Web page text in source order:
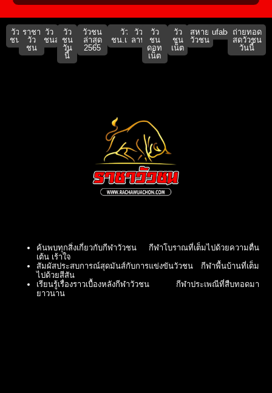
วัว
ชน
ราชา
วัว
ชน
วัว
ชนสด
วัว
ชน
วัน
นี้
วัวชน
ล่าสุด
2565
วัว
ชน.เน็ต
วัว
ลาน
วัว
ชน
ดอท
เน็ต
วัว
ชน
เน็ต
สหาย
วัวชน
ufabet911ถ่ายทอด
สดวัวชน
วันนี้
ค้นพบทุกสิ่งเกี่ยวกับกีฬาวัวชน กีฬาโบราณที่เต็มไปด้วยความตื่น
เต้น เร้าใจ
สัมผัสประสบการณ์สุดมันส์กับการแข่งขันวัวชน กีฬาพื้นบ้านที่เต็ม
ไปด้วยสีสัน
เรียนรู้เรื่องราวเบื้องหลังกีฬาวัวชน กีฬาประเพณีที่สืบทอดมา
ยาวนาน